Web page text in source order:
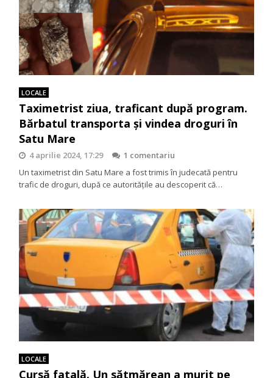
LOCALE
Taximetrist ziua, traficant după program.
Bărbatul transporta și vindea droguri în
Satu Mare
4 aprilie 2024, 17:29
1 comentariu
Un taximetrist din Satu Mare a fost trimis în judecată pentru
trafic de droguri, după ce autoritățile au descoperit că…
LOCALE
Cursă fatală. Un sătmărean a murit pe